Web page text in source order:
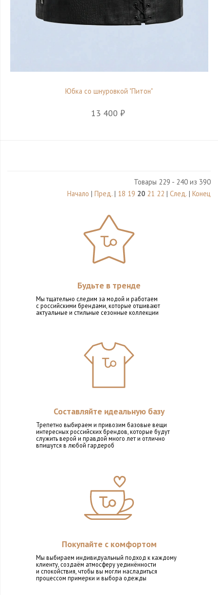
Юбка со шнуровкой "Питон"
13 400 ₽
Товары 229 - 240 из 390
Начало | Пред. | 18 19 20 21 22 | След. | Конец
Будьте в тренде
Мы тщательно следим за модой и работаем
с российскими брендами, которые отшивают
актуальные и стильные сезонные коллекции
Составляйте идеальную базу
Трепетно выбираем и привозим базовые вещи
интересных российских брендов, которые будут
служить верой и правдой много лет и отлично
впишутся в любой гардероб
Покупайте с комфортом
Мы выбираем индивидуальный подход к каждому
клиенту, создаём атмосферу уединённости
и спокойствия, чтобы вы могли насладиться
процессом примерки и выбора одежды